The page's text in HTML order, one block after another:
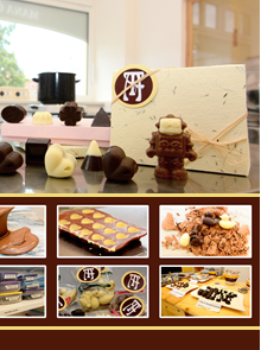
v
na hřbitově v
v Cítolibech
hřbitově v
v Cítolibech
v Cítolibech